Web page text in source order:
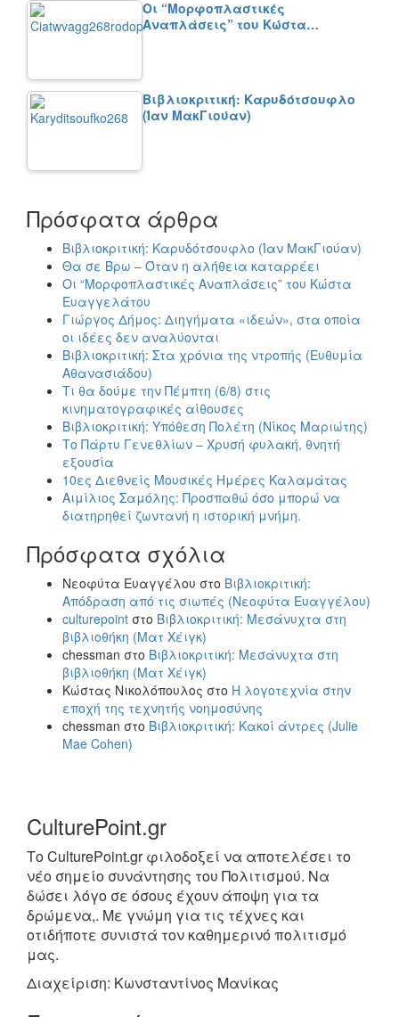
Οι “Μορφοπλαστικές
Αναπλάσεις” του Κώστα…
Βιβλιοκριτική: Καρυδότσουφλο
(Ίαν ΜακΓιούαν)
Πρόσφατα άρθρα
Βιβλιοκριτική: Καρυδότσουφλο (Ίαν ΜακΓιούαν)
Θα σε Βρω – Όταν η αλήθεια καταρρέει
Οι “Μορφοπλαστικές Αναπλάσεις” του Κώστα
Ευαγγελάτου
Γιώργος Δήμος: Διηγήματα «ιδεών», στα οποία
οι ιδέες δεν αναλύονται
Βιβλιοκριτική: Στα χρόνια της ντροπής (Ευθυμία
Αθανασιάδου)
Τι θα δούμε την Πέμπτη (6/8) στις
κινηματογραφικές αίθουσες
Βιβλιοκριτική: Υπόθεση Πολέτη (Νίκος Μαριώτης)
Το Πάρτυ Γενεθλίων – Χρυσή φυλακή, θνητή
εξουσία
10ες Διεθνείς Μουσικές Ημέρες Καλαμάτας
Αιμίλιος Σαμόλης: Προσπαθώ όσο μπορώ να
διατηρηθεί ζωντανή η ιστορική μνήμη.
Πρόσφατα σχόλια
Νεοφύτα Ευαγγέλου στο Βιβλιοκριτική:
Απόδραση από τις σιωπές (Νεοφύτα Ευαγγέλου)
culturepoint στο Βιβλιοκριτική: Μεσάνυχτα στη
βιβλιοθήκη (Ματ Χέιγκ)
chessman στο Βιβλιοκριτική: Μεσάνυχτα στη
βιβλιοθήκη (Ματ Χέιγκ)
Κώστας Νικολόπουλος στο Η λογοτεχνία στην
εποχή της τεχνητής νοημοσύνης
chessman στο Βιβλιοκριτική: Κακοί άντρες (Julie
Mae Cohen)
CulturePoint.gr
Το CulturePoint.gr φιλοδοξεί να αποτελέσει το
νέο σημείο συνάντησης του Πολιτισμού. Να
δώσει λόγο σε όσους έχουν άποψη για τα
δρώμενα,. Με γνώμη για τις τέχνες και
οτιδήποτε συνιστά τον καθημερινό πολιτισμό
μας.
Διαχείριση: Κωνσταντίνος Μανίκας